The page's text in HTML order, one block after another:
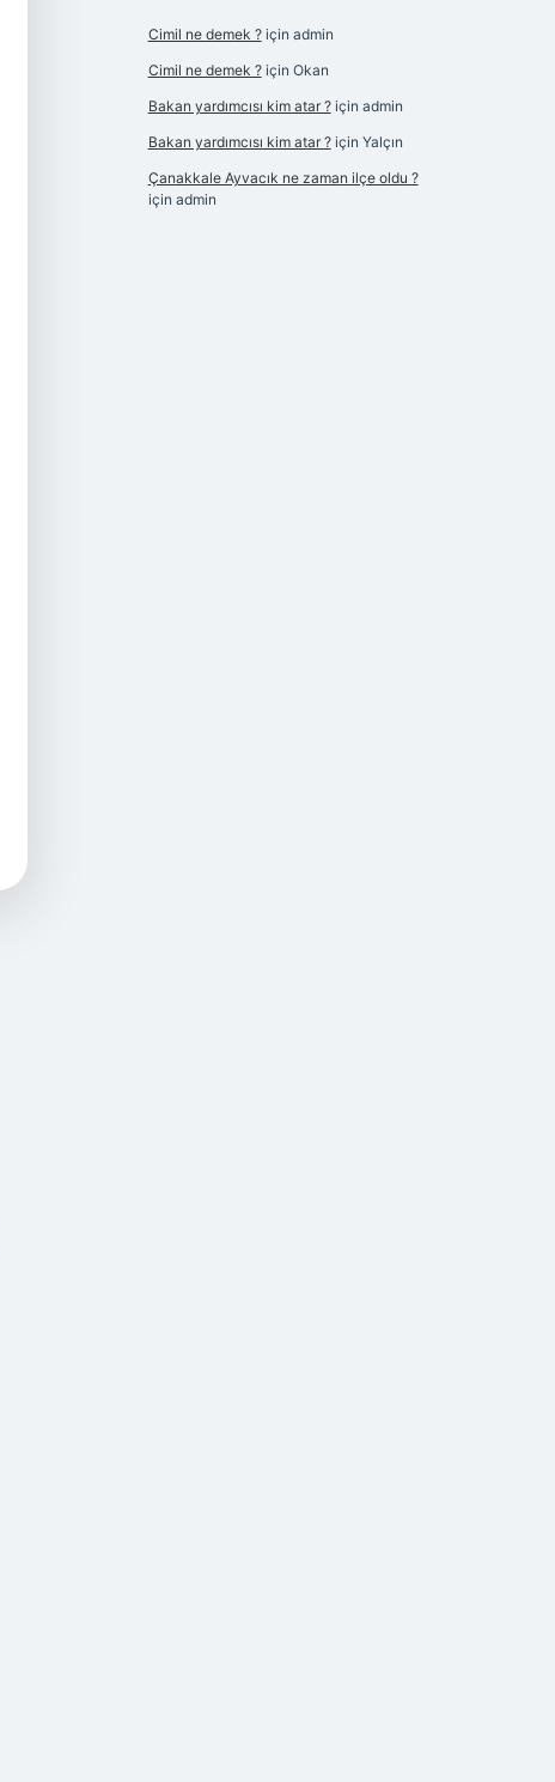
Cimil ne demek ?için admin
Cimil ne demek ?için Okan
Bakan yardımcısı kim atar ?için admin
Bakan yardımcısı kim atar ?için Yalçın
Çanakkale Ayvacık ne zaman ilçe oldu ?
için admin